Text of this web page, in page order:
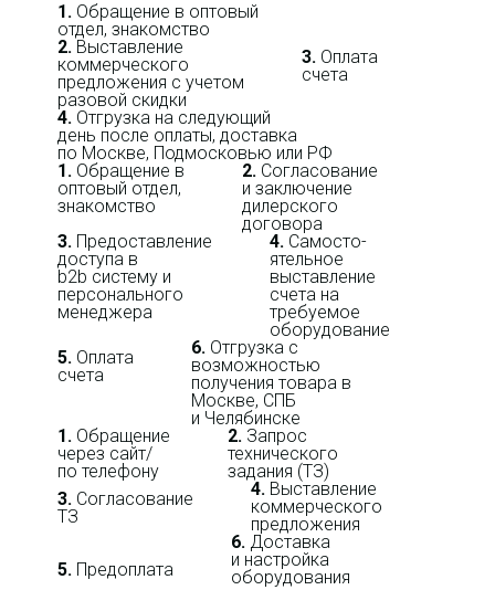
1. Обращение в оптовый
отдел, знакомство
2. Выставление
коммерческого
предложения с учетом
разовой скидки
3. Оплата
счета
4. Отгрузка на следующий
день после оплаты, доставка
по Москве, Подмосковью или РФ
1. Обращение в
оптовый отдел,
знакомство
2. Согласование
и заключение
дилерского
договора
3. Пре­до­ста­вле­ние
доступа в
b2b систему и
персо­нального
мене­джера
4. Само­сто­-
ятель­ное
выставление
счета на
требуемое
оборудование
5. Оплата
счета
6. Отгрузка с
возможностью
получения товара в
Москве, СПБ
и Челябинске
1. Обращение
через сайт/
по телефону
2. Запрос
технического
задания (ТЗ)
3. Согласование
ТЗ
4. Выставление
коммерческого
предложения
5. Предоплата
6. Доставка
и настройка
оборудования